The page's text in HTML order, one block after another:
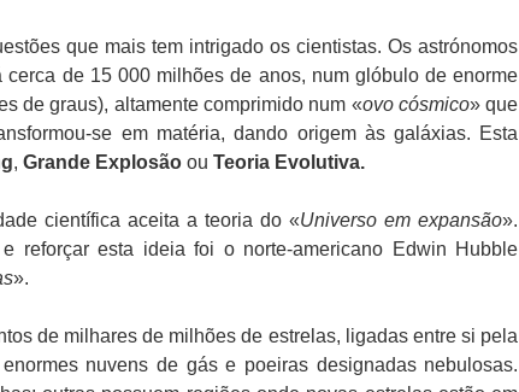
que mais tem intrigado os cientistas. Os astrónomos
de 15 000 milhões de anos, num glóbulo de enorme
de graus), altamente comprimido num «ovo cósmico» que
se em matéria, dando origem às galáxias. Esta
, Grande Explosão ou Teoria Evolutiva.
científica aceita a teoria do «Universo em expansão».
reforçar esta ideia foi o norte-americano Edwin Hubble
».
de milhares de milhões de estrelas, ligadas entre si pela
nuvens de gás e poeiras designadas nebulosas.